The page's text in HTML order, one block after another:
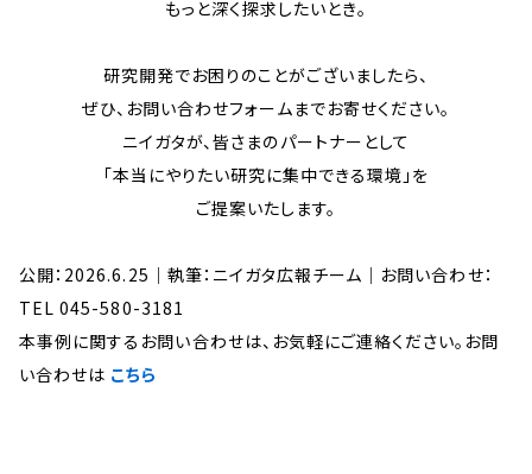
もっと深く探求したいとき。
研究開発でお困りのことがございましたら、
ぜひ、お問い合わせフォームまでお寄せください。
ニイガタが、皆さまのパートナーとして
｢本当にやりたい研究に集中できる環境」を
ご提案いたします。
公開：2026.6.25｜執筆：ニイガタ広報チーム｜お問い合わせ：
TEL 045-580-3181
本事例に関するお問い合わせは、お気軽にご連絡ください。お問
い合わせは こちら